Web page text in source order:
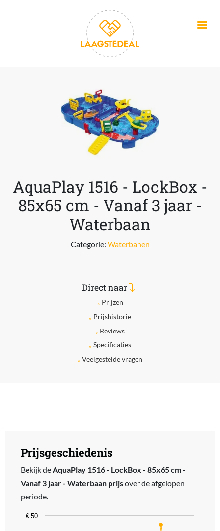
AquaPlay 1516 - LockBox -
85x65 cm - Vanaf 3 jaar -
Waterbaan
Categorie: Waterbanen
Direct naar
Prijzen
Prijshistorie
Reviews
Specificaties
Veelgestelde vragen
Prijsgeschiedenis
Bekijk deAquaPlay 1516 - LockBox - 85x65 cm -
Vanaf 3 jaar - Waterbaan prijsover de afgelopen
periode.
Chart
€ 50